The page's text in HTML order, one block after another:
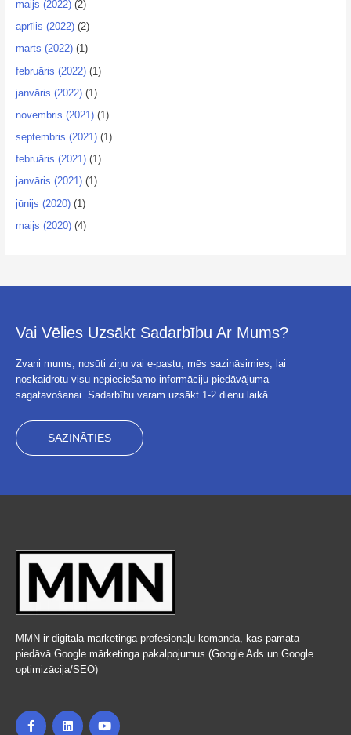
maijs (2022)(2)
aprīlis (2022)(2)
marts (2022)(1)
februāris (2022)(1)
janvāris (2022)(1)
novembris (2021)(1)
septembris (2021)(1)
februāris (2021)(1)
janvāris (2021)(1)
jūnijs (2020)(1)
maijs (2020)(4)
Vai Vēlies Uzsākt Sadarbību Ar Mums?
Zvani mums, nosūti ziņu vai e-pastu, mēs sazināsimies, lai
noskaidrotu visu nepieciešamo informāciju piedāvājuma
sagatavošanai. Sadarbību varam uzsākt 1-2 dienu laikā.
SAZINĀTIES
MMN ir digitālā mārketinga profesionāļu komanda, kas pamatā
piedāvā Google mārketinga pakalpojumus (Google Ads un Google
optimizācija/SEO)